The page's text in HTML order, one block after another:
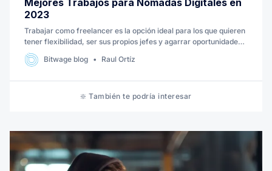
2023
Trabajar como freelancer es la opción ideal para los que quieren
tener flexibilidad, ser sus propios jefes y agarrar oportunidades
que no son tan fáciles de encontrar en otros lados. En este
artículo te mostramos las principales posiciones que las
Bitwage blog Raul Ortíz
❇️ También te podría interesar